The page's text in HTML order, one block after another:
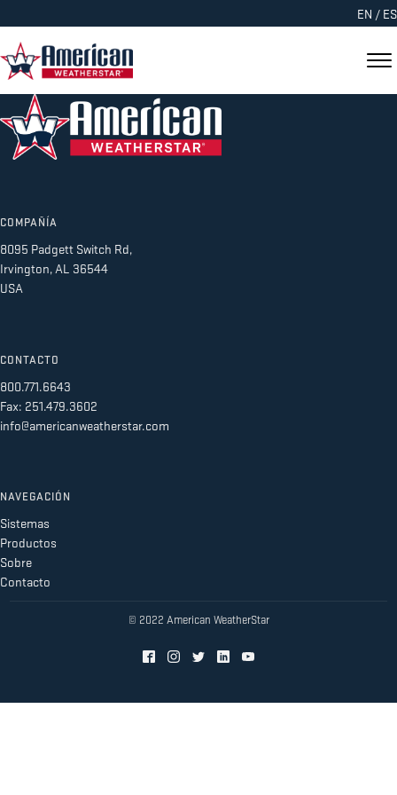
EN / ES
COMPAÑÍA
8095 Padgett Switch Rd,
Irvington, AL 36544
USA
CONTACTO
800.771.6643
Fax: 251.479.3602
info@americanweatherstar.com
NAVEGACIÓN
Sistemas
Productos
Sobre
Contacto
© 2022 American WeatherStar